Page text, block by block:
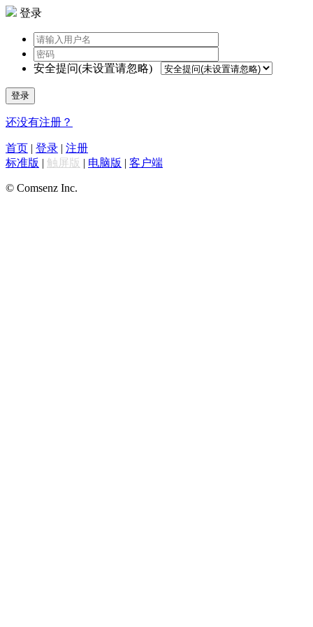
登录
安全提问(未设置请忽略)
登录
还没有注册？
首页 | 登录 | 注册
标准版 | 触屏版 | 电脑版 | 客户端
© Comsenz Inc.